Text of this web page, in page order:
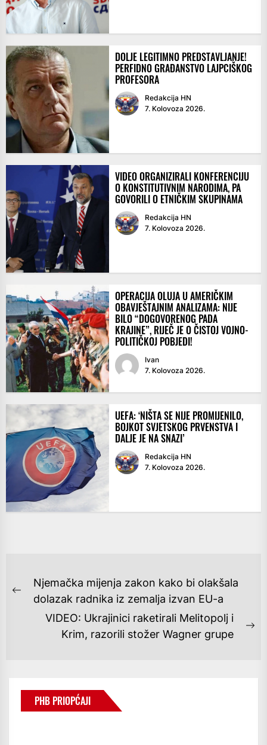
DOLJE LEGITIMNO PREDSTAVLJANJE!
PERFIDNO GRAĐANSTVO LAJPCIŠKOG
PROFESORA
Redakcija HN
7. Kolovoza 2026.
VIDEO ORGANIZIRALI KONFERENCIJU
O KONSTITUTIVNIM NARODIMA, PA
GOVORILI O ETNIČKIM SKUPINAMA
Redakcija HN
7. Kolovoza 2026.
OPERACIJA OLUJA U AMERIČKIM
OBAVJEŠTAJNIM ANALIZAMA: NIJE
BILO “DOGOVORENOG PADA
KRAJINE”, RIJEČ JE O ČISTOJ VOJNO-
POLITIČKOJ POBJEDI!
Ivan
7. Kolovoza 2026.
UEFA: ‘NIŠTA SE NIJE PROMIJENILO,
BOJKOT SVJETSKOG PRVENSTVA I
DALJE JE NA SNAZI’
Redakcija HN
7. Kolovoza 2026.
NAVIGACIJA
OBJAVA
Previous
Njemačka mijenja zakon kako bi olakšala
dolazak radnika iz zemalja izvan EU-a
VIDEO: Ukrajinici raketirali Melitopolj i
Krim, razorili stožer Wagner grupe
PHB PRIOPĆAJI